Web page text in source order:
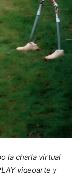
la charla virtual
videoarte y